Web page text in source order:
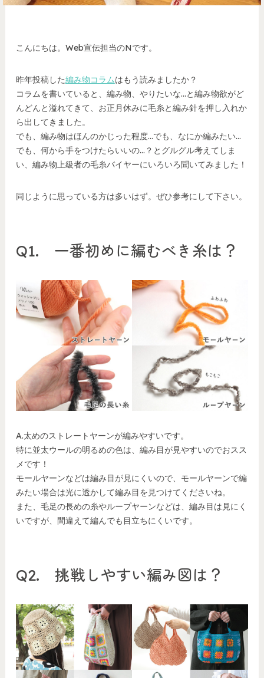
こんにちは。Web宣伝担当のNです。
昨年投稿した編み物コラムはもう読みましたか？
コラムを書いていると、編み物、やりたいな…と編み物欲がど
んどんと溢れてきて、お正月休みに毛糸と編み針を押し入れか
ら出してきました。
でも、編み物はほんのかじった程度…でも、なにか編みたい…
でも、何から手をつけたらいいの…？とグルグル考えてしま
い、編み物上級者の毛糸バイヤーにいろいろ聞いてみました！
同じように思っている方は多いはず。ぜひ参考にして下さい。
Q1. 一番初めに編むべき糸は？
A.太めのストレートヤーンが編みやすいです。
特に並太ウールの明るめの色は、編み目が見やすいのでおスス
メです！
モールヤーンなどは編み目が見にくいので、モールヤーンで編
みたい場合は光に透かして編み目を見つけてくださいね。
また、毛足の長めの糸やループヤーンなどは、編み目は見にく
いですが、間違えて編んでも目立ちにくいです。
Q2. 挑戦しやすい編み図は？